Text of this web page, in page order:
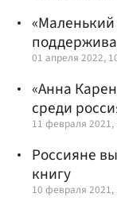
01 апреля 2022,
«Анна
среди
11 февраля 2021,
Россияне
книгу
10 февраля 2021,